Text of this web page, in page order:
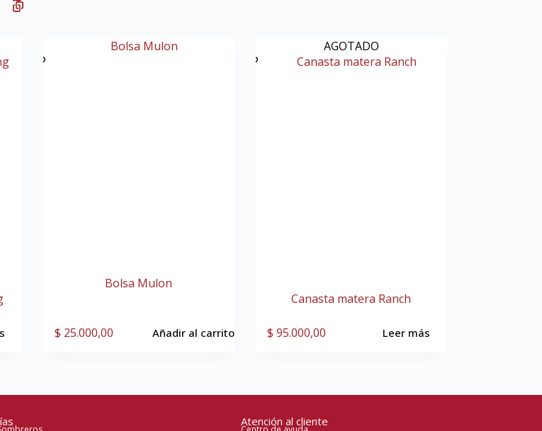
Bolsa Mulon
$ 25.000,00 Añadir al carrito
AGOTADO
Canasta matera Ranch
$ 95.000,00 Leer más
Atención al cliente